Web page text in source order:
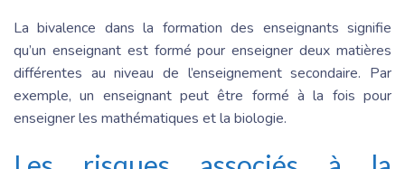
La bivalence dans la formation des enseignants signifie
qu’un enseignant est formé pour enseigner deux matières
différentes au niveau de l’enseignement secondaire. Par
exemple, un enseignant peut être formé à la fois pour
enseigner les mathématiques et la biologie.